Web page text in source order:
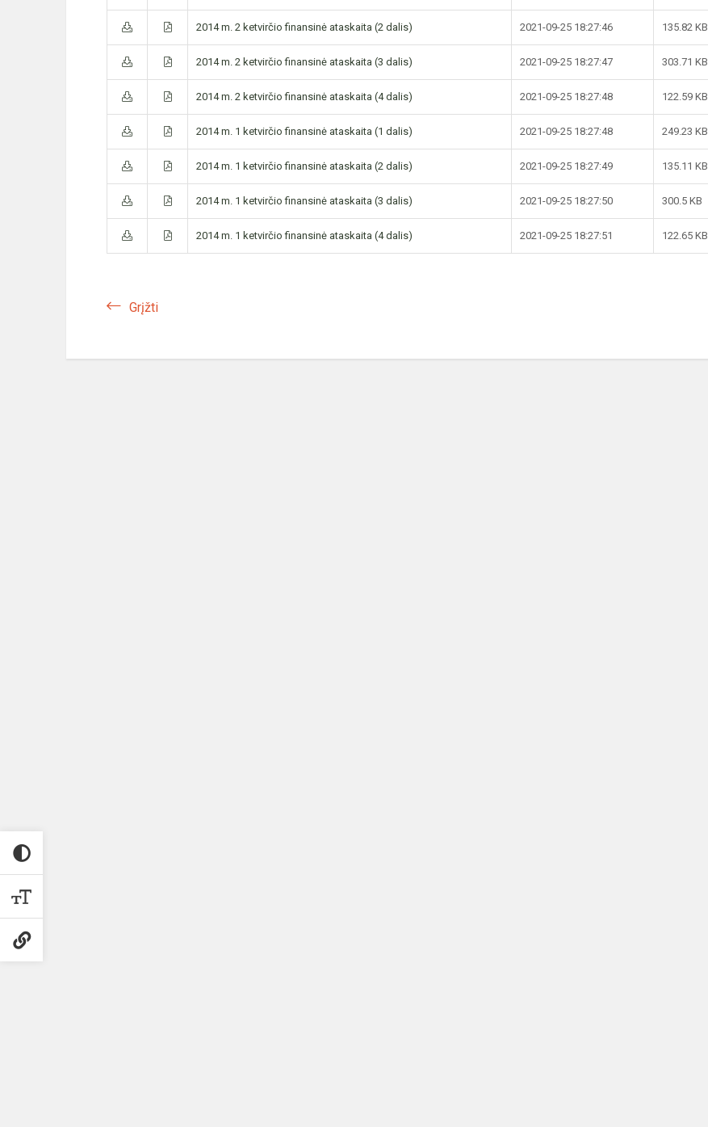
2014 m. 2 ketvirčio finansinė ataskaita (2 dalis) 2021-09-25 18:27:46 135.82 KB
2014 m. 2 ketvirčio finansinė ataskaita (3 dalis) 2021-09-25 18:27:47 303.71 KB
2014 m. 2 ketvirčio finansinė ataskaita (4 dalis) 2021-09-25 18:27:48 122.59 KB
2014 m. 1 ketvirčio finansinė ataskaita (1 dalis) 2021-09-25 18:27:48 249.23 KB
2014 m. 1 ketvirčio finansinė ataskaita (2 dalis) 2021-09-25 18:27:49 135.11 KB
2014 m. 1 ketvirčio finansinė ataskaita (3 dalis) 2021-09-25 18:27:50 300.5 KB
2014 m. 1 ketvirčio finansinė ataskaita (4 dalis) 2021-09-25 18:27:51 122.65 KB
Grįžti